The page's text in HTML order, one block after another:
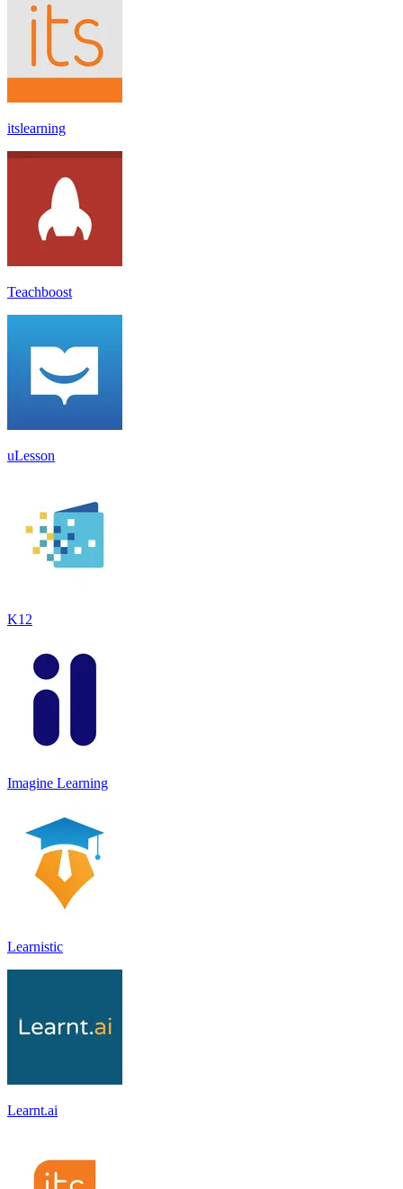
itslearning
Teachboost
uLesson
K12
Imagine Learning
Learnistic
Learnt.ai